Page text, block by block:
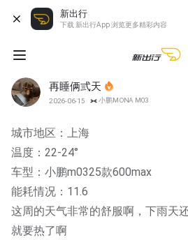
新出行
下载 新出行App 浏览更多精彩内容
再睡俩弎天
2026-06-15 小鹏MONA M03
城市地区：上海
温度：22-24°
车型：小鹏m0325款600max
能耗情况：11.6
这周的天气非常的舒服啊，下雨天
就要热了啊